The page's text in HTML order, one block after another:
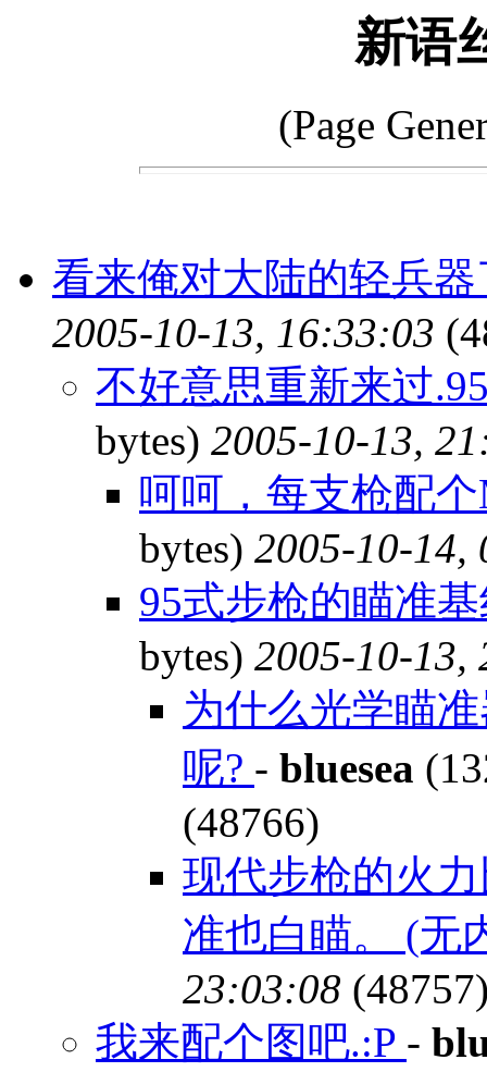
新语
(Page
看来俺对大陆的轻兵
2005-10-13, 16:33:03
不好意思重新来过
bytes) 2005-10-13,
呵呵，每支枪配
bytes) 2005-10-14,
95式步枪的瞄准
bytes) 2005-10-13,
为什么光学瞄
呢? - bluesea
(48766)
现代步枪的火
准也白瞄。 (无
23:03:08
我来配个图吧.:P -